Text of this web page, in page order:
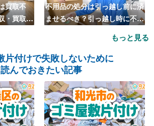
買取不
・買取の
不用品の処分は引っ越し前に済
ませるべき？引っ越し時に不用
もっと見る
片付けで失敗しないために
読んでおきたい記事